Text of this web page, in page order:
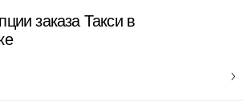
заказа Такси в